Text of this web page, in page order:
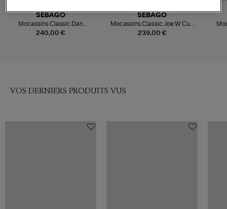
240,00 €
SEBAGO
Mocassins Classic Dan
Woman Cuir Black Regular
239,00 €
SEBAGO
Mocassins Classic Joe W Cuir
Black Regular
VOS DERNIERS PRODUITS VUS